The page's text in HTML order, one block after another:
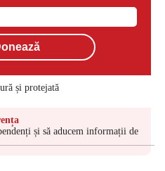
și protejată
și să aducem informații de